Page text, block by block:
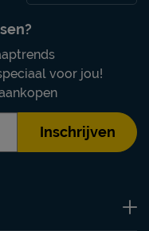
voor jou!
Inschrijven